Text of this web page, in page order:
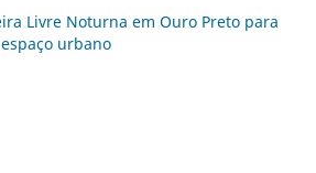
Livre Noturna em Ouro Preto para
urbano